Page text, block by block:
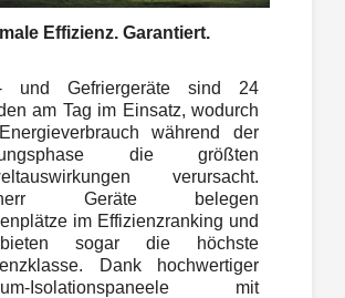
Effizienz. Garantiert.
und Gefriergeräte sind 24
am Tag im Einsatz, wodurch
während der
die größten
verursacht.
Geräte belegen
im Effizienzranking und
sogar die höchste
Dank hochwertiger
Isolationspaneele mit